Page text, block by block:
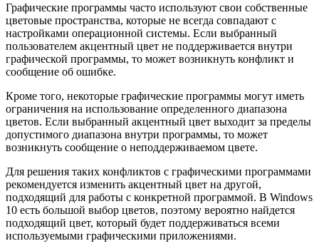
Графические программы часто используют свои собственные
цветовые пространства, которые не всегда совпадают с
настройками операционной системы. Если выбранный
пользователем акцентный цвет не поддерживается внутри
графической программы, то может возникнуть конфликт и
сообщение об ошибке.
Кроме того, некоторые графические программы могут иметь
ограничения на использование определенного диапазона
цветов. Если выбранный акцентный цвет выходит за пределы
допустимого диапазона внутри программы, то может
возникнуть сообщение о неподдерживаемом цвете.
Для решения таких конфликтов с графическими программами
рекомендуется изменить акцентный цвет на другой,
подходящий для работы с конкретной программой. В Windows
10 есть большой выбор цветов, поэтому вероятно найдется
подходящий цвет, который будет поддерживаться всеми
используемыми графическими приложениями.